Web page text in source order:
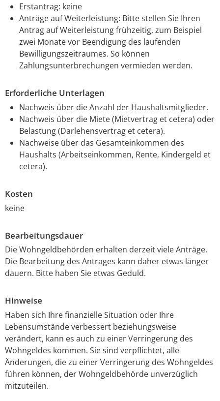
Erstantrag: keine
Anträge auf Weiterleistung: Bitte stellen Sie Ihren
Antrag auf Weiterleistung frühzeitig, zum Beispiel
zwei Monate vor Beendigung des laufenden
Bewilligungszeitraumes. So können
Zahlungsunterbrechungen vermieden werden.
Erforderliche Unterlagen
Nachweis über die Anzahl der Haushaltsmitglieder.
Nachweis über die Miete (Mietvertrag et cetera) oder
Belastung (Darlehensvertrag et cetera).
Nachweise über das Gesamteinkommen des
Haushalts (Arbeitseinkommen, Rente, Kindergeld et
cetera).
Kosten
keine
Bearbeitungsdauer
Die Wohngeldbehörden erhalten derzeit viele Anträge.
Die Bearbeitung des Antrages kann daher etwas länger
dauern. Bitte haben Sie etwas Geduld.
Hinweise
Haben sich Ihre finanzielle Situation oder Ihre
Lebensumstände verbessert beziehungsweise
verändert, kann es auch zu einer Verringerung des
Wohngeldes kommen. Sie sind verpflichtet, alle
Änderungen, die zu einer Verringerung des Wohngeldes
führen können, der Wohngeldbehörde unverzüglich
mitzuteilen.